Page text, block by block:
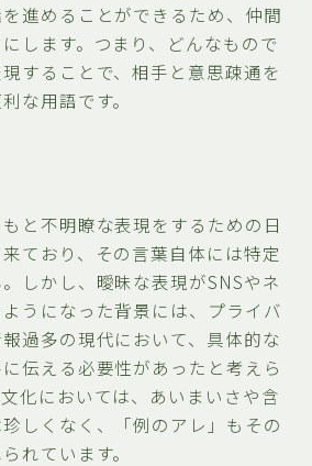
進めることができるため、仲間
します。つまり、どんなもので
することで、相手と意思疎通を
な用語です。
もと不明瞭な表現をするための日
ており、その言葉自体には特定
しかし、曖昧な表現がSNSやネ
うになった背景には、プライバ
過多の現代において、具体的な
伝える必要性があったと考えら
化においては、あいまいさや含
しくなく、「例のアレ」もその
れています。